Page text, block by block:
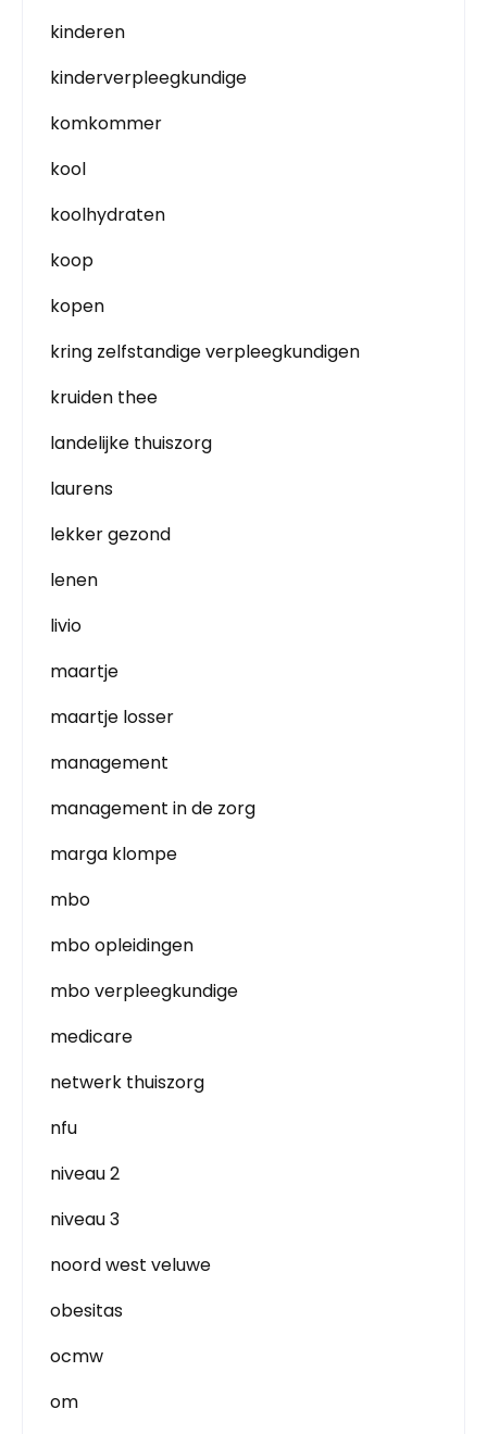
kinderen
kinderverpleegkundige
komkommer
kool
koolhydraten
koop
kopen
kring zelfstandige verpleegkundigen
kruiden thee
landelijke thuiszorg
laurens
lekker gezond
lenen
livio
maartje
maartje losser
management
management in de zorg
marga klompe
mbo
mbo opleidingen
mbo verpleegkundige
medicare
netwerk thuiszorg
nfu
niveau 2
niveau 3
noord west veluwe
obesitas
ocmw
om